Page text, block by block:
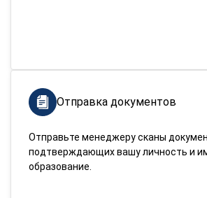
Отправка документов
Отправьте менеджеру сканы
подтверждающих вашу личность и
образование.